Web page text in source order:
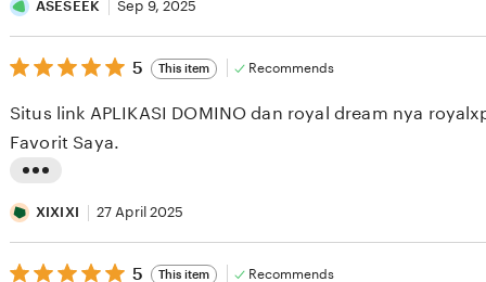
i
s
t
n
g
e
v
i
ASESEEK Sep 9, 2025
5
out
5
stars
5 This item Recommends
i
s
t
Situs link APLIKASI DOMINO dan royal dream nya
Favorit Saya.
XIXIXI 27 April 2025
5
5 This item Recommends